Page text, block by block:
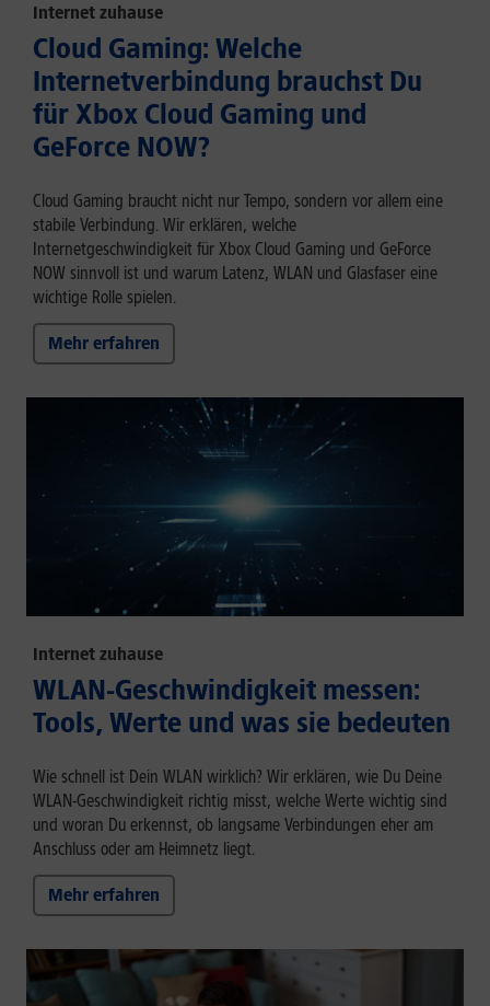
Internet zuhause
Cloud Gaming: Welche
Internetverbindung brauchst Du
für Xbox Cloud Gaming und
GeForce NOW?
Cloud Gaming braucht nicht nur Tempo, sondern vor allem eine
stabile Verbindung. Wir erklären, welche
Internetgeschwindigkeit für Xbox Cloud Gaming und GeForce
NOW sinnvoll ist und warum Latenz, WLAN und Glasfaser eine
wichtige Rolle spielen.
Mehr erfahren
Internet zuhause
WLAN-Geschwindigkeit messen:
Tools, Werte und was sie bedeuten
Wie schnell ist Dein WLAN wirklich? Wir erklären, wie Du Deine
WLAN-Geschwindigkeit richtig misst, welche Werte wichtig sind
und woran Du erkennst, ob langsame Verbindungen eher am
Anschluss oder am Heimnetz liegt.
Mehr erfahren